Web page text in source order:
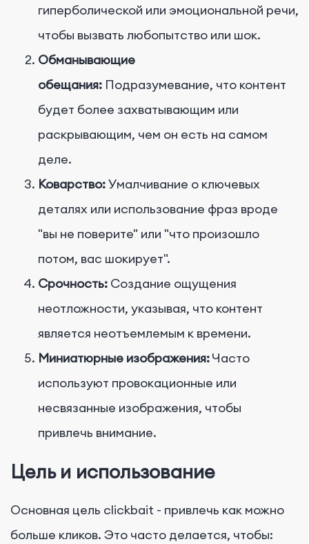
гиперболической или эмоциональной речи,
чтобы вызвать любопытство или шок.
Обманывающие
обещания: Подразумевание, что контент
будет более захватывающим или
раскрывающим, чем он есть на самом
деле.
Коварство:Умалчивание о ключевых
деталях или использование фраз вроде
"вы не поверите" или "что произошло
потом, вас шокирует".
Срочность: Создание ощущения
неотложности, указывая, что контент
является неотъемлемым к времени.
Миниатюрные изображения:Часто
используют провокационные или
несвязанные изображения, чтобы
привлечь внимание.
Цель и использование
Основная цель clickbait - привлечь как можно
больше кликов. Это часто делается, чтобы: